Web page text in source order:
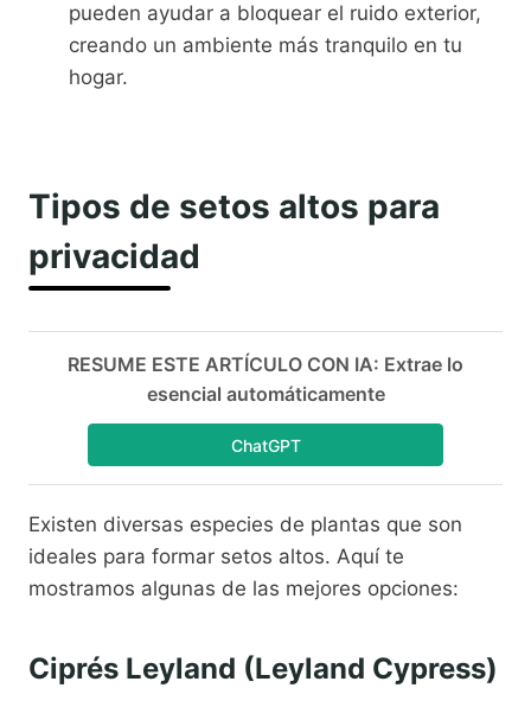
pueden ayudar a bloquear el ruido exterior,
creando un ambiente más tranquilo en tu
hogar.
Tipos de setos altos para
privacidad
RESUME ESTE ARTÍCULO CON IA: Extrae lo
esencial automáticamente
ChatGPT
Existen diversas especies de plantas que son
ideales para formar setos altos. Aquí te
mostramos algunas de las mejores opciones:
Ciprés Leyland (Leyland Cypress)